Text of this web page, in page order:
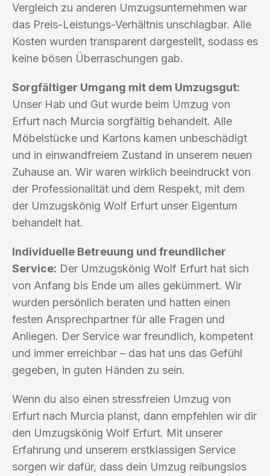
Vergleich zu anderen Umzugsunternehmen war
das Preis-Leistungs-Verhältnis unschlagbar. Alle
Kosten wurden transparent dargestellt, sodass es
keine bösen Überraschungen gab.
Sorgfältiger Umgang mit dem Umzugsgut:
Unser Hab und Gut wurde beim Umzug von
Erfurt nach Murcia sorgfältig behandelt. Alle
Möbelstücke und Kartons kamen unbeschädigt
und in einwandfreiem Zustand in unserem neuen
Zuhause an. Wir waren wirklich beeindruckt von
der Professionalität und dem Respekt, mit dem
der Umzugskönig Wolf Erfurt unser Eigentum
behandelt hat.
Individuelle Betreuung und freundlicher
Service: Der Umzugskönig Wolf Erfurt hat sich
von Anfang bis Ende um alles gekümmert. Wir
wurden persönlich beraten und hatten einen
festen Ansprechpartner für alle Fragen und
Anliegen. Der Service war freundlich, kompetent
und immer erreichbar – das hat uns das Gefühl
gegeben, in guten Händen zu sein.
Wenn du also einen stressfreien Umzug von
Erfurt nach Murcia planst, dann empfehlen wir dir
den Umzugskönig Wolf Erfurt. Mit unserer
Erfahrung und unserem erstklassigen Service
sorgen wir dafür, dass dein Umzug reibungslos